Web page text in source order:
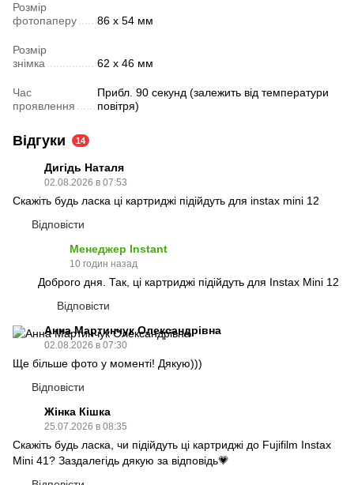
Розмір
фотопаперу
86 x 54 мм
Розмір
знімка
62 x 46 мм
Час
проявлення
Прибл. 90 секунд (залежить від температури
повітря)
Відгуки 14
Дигідь Наталя
02.08.2026 в 07:53
Скажіть будь ласка ці картриджі підійдуть для instax mini 12
Відповісти
Менеджер Instant
10 годин назад
Доброго дня. Так, ці картриджі підійдуть для Instax Mini 12
Відповісти
Анна Мартинчук Олександрівна
02.08.2026 в 07:30
Ще більше фото у моменті! Дякую)))
Відповісти
Жінка Кішка
25.07.2026 в 08:35
Скажіть будь ласка, чи підійдуть ці картриджі до Fujifilm Instax
Mini 41? Заздалегідь дякую за відповідь💗